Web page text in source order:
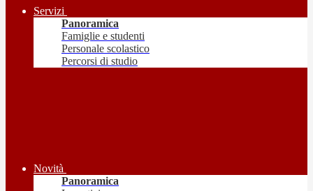
Servizi
Panoramica
Famiglie e studenti
Personale scolastico
Percorsi di studio
Novità
Panoramica